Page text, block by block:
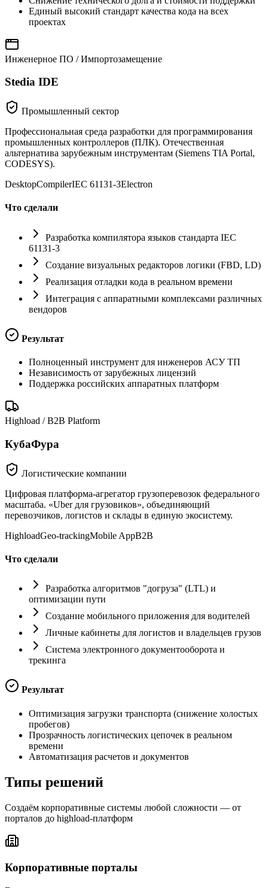
Единый высокий стандарт качества кода на всех
проектах
Инженерное ПО / Импортозамещение
Stedia IDE
Промышленный сектор
Профессиональная среда разработки для программирования
промышленных контроллеров (ПЛК). Отечественная
альтернатива зарубежным инструментам (Siemens TIA Portal,
CODESYS).
DesktopCompilerIEC 61131-3Electron
Что сделали
Разработка компилятора языков стандарта IEC
61131-3
Создание визуальных редакторов логики (FBD, LD)
Реализация отладки кода в реальном времени
Интеграция с аппаратными комплексами различных
вендоров
Результат
Полноценный инструмент для инженеров АСУ ТП
Независимость от зарубежных лицензий
Поддержка российских аппаратных платформ
Highload / B2B Platform
КубаФура
Логистические компании
Цифровая платформа-агрегатор грузоперевозок федерального
масштаба. «Uber для грузовиков», объединяющий
перевозчиков, логистов и склады в единую экосистему.
HighloadGeo-trackingMobile AppB2B
Что сделали
Разработка алгоритмов "догруза" (LTL) и
оптимизации пути
Создание мобильного приложения для водителей
Личные кабинеты для логистов и владельцев грузов
Система электронного документооборота и
трекинга
Результат
Оптимизация загрузки транспорта (снижение холостых
пробегов)
Прозрачность логистических цепочек в реальном
времени
Автоматизация расчетов и документов
Типы решений
Создаём корпоративные системы любой сложности — от
порталов до highload-платформ
Корпоративные порталы